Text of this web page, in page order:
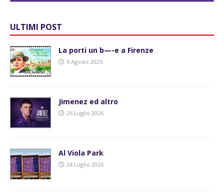
ULTIMI POST
La porti un b—-e a Firenze
6 Agosto 2026
Jimenez ed altro
26 Luglio 2026
Al Viola Park
24 Luglio 2026